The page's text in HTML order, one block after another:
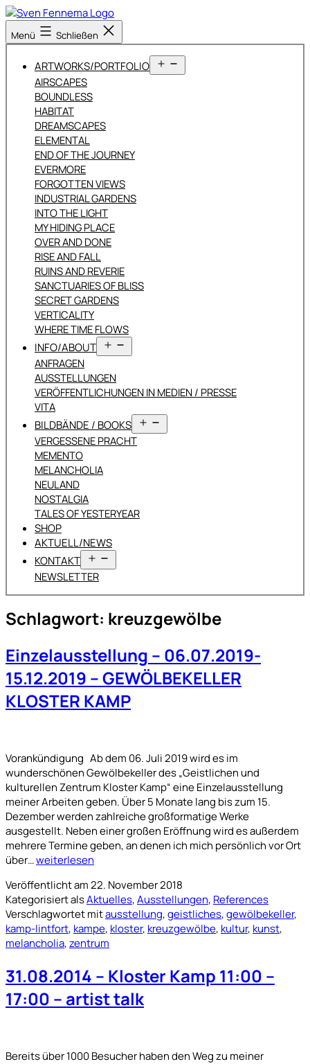
Zum
Inhalt
springen
Sven
Fennema
Menü Schließen
ARTWORKS/PORTFOLIO
öffnen
AIRSCAPES
BOUNDLESS
HABITAT
DREAMSCAPES
ELEMENTAL
END OF THE JOURNEY
EVERMORE
FORGOTTEN VIEWS
INDUSTRIAL GARDENS
INTO THE LIGHT
MY HIDING PLACE
OVER AND DONE
RISE AND FALL
RUINS AND REVERIE
SANCTUARIES OF BLISS
SECRET GARDENS
VERTICALITY
WHERE TIME FLOWS
INFO/ABOUT
öffnen
ANFRAGEN
AUSSTELLUNGEN
VERÖFFENTLICHUNGEN IN MEDIEN / PRESSE
VITA
BILDBÄNDE / BOOKS
öffnen
VERGESSENE PRACHT
MEMENTO
MELANCHOLIA
NEULAND
NOSTALGIA
TALES OF YESTERYEAR
SHOP
AKTUELL/NEWS
KONTAKT
öffnen
NEWSLETTER
Schlagwort: kreuzgewölbe
Einzelausstellung – 06.07.2019-
15.12.2019 – GEWÖLBEKELLER
KLOSTER KAMP
Vorankündigung Ab dem 06. Juli 2019 wird es im
wunderschönen Gewölbekeller des „Geistlichen und
kulturellen Zentrum Kloster Kamp“ eine Einzelausstellung
meiner Arbeiten geben. Über 5 Monate lang bis zum 15.
Dezember werden zahlreiche großformatige Werke
ausgestellt. Neben einer großen Eröffnung wird es außerdem
mehrere Termine geben, an denen ich mich persönlich vor Ort
über…Einzelausstellung
06.07.2019-
15.12.2019
–
GEWÖLBEKELLER
KLOSTER
weiterlesen
Veröffentlicht am22. November 2018
Kategorisiert alsAktuelles,Ausstellungen, References
Verschlagwortet mitausstellung,geistliches,gewölbekeller,
kamp-lintfort, kampe, kloster, kreuzgewölbe, kultur, kunst,
melancholia,zentrum
31.08.2014 – Kloster Kamp 11:00 –
17:00 – artist talk
Bereits über 1000 Besucher haben den Weg zu meiner